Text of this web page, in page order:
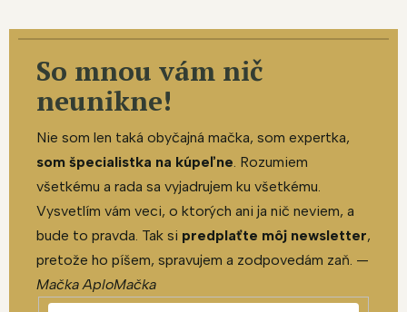
So mnou vám nič
neunikne!
Nie som len taká obyčajná mačka, som expertka,
som špecialistka na kúpeľne. Rozumiem
všetkému a rada sa vyjadrujem ku všetkému.
Vysvetlím vám veci, o ktorých ani ja nič neviem, a
bude to pravda. Tak si predplaťte môj newsletter,
pretože ho píšem, spravujem a zodpovedám zaň. —
Mačka AploMačka